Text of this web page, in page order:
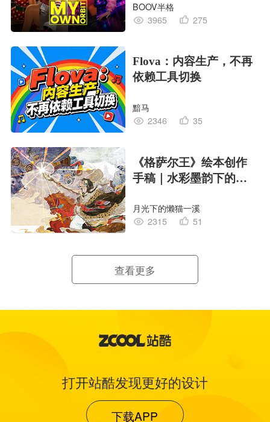
对
BOOV半格
3965
275
Flova：内容生产，不再
依赖工具切换
黯马
2346
35
《格萨尔王》绘本创作
手稿｜水彩墨韵下的史
月光下的懒猫一溪
2315
51
查看更多
打开站酷发现更好的设计
下载APP